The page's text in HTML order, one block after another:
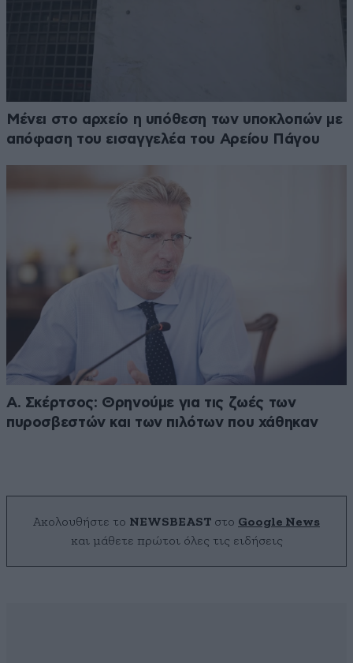
Μένει στο αρχείο η υπόθεση των υποκλοπών με
απόφαση του εισαγγελέα του Αρείου Πάγου
Α. Σκέρτσος: Θρηνούμε για τις ζωές των
πυροσβεστών και των πιλότων που χάθηκαν
Ακολουθήστε το NEWSBEAST στο Google News
και μάθετε πρώτοι όλες τις ειδήσεις